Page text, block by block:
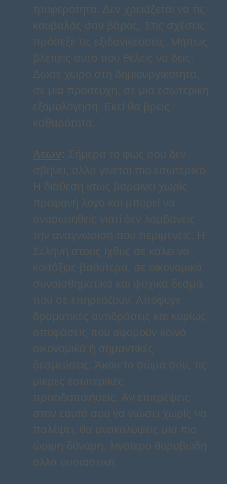
τρυφερότητα. Δεν χρειάζεται να τις
κουβαλάς σαν βάρος. Στις σχέσεις
πρόσεξε τις εξιδανικεύσεις. Μήπως
βλέπεις αυτό που θέλεις να δεις;
Δώσε χώρο στη δημιουργικότητα,
σε μια προσευχή, σε μια εσωτερική
εξομολόγηση. Εκεί θα βρεις
καθαρότητα.
Λέων: Σήμερα το φως σου δεν
σβήνει, αλλά γίνεται πιο εσωτερικό.
Η διάθεση ίσως βαραίνει χωρίς
προφανή λόγο και μπορεί να
αναρωτηθείς γιατί δεν λαμβάνεις
την αναγνώριση που περιμένεις. Η
Σελήνη στους Ιχθύς σε καλεί να
κοιτάξεις βαθύτερα, σε οικονομικά,
συναισθηματικά και ψυχικά δεσμά
που σε επηρεάζουν. Απόφυγε
δραματικές αντιδράσεις και κυρίως
αποφάσεις που αφορούν κοινά
οικονομικά ή σημαντικές
δεσμεύσεις. Άκου το σώμα σου, τις
μικρές εσωτερικές
προειδοποιήσεις. Αν επιτρέψεις
στον εαυτό σου να νιώσει χωρίς να
παλέψει, θα ανακαλύψεις μια πιο
ώριμη δύναμη, λιγότερο θορυβώδη
αλλά ουσιαστική.